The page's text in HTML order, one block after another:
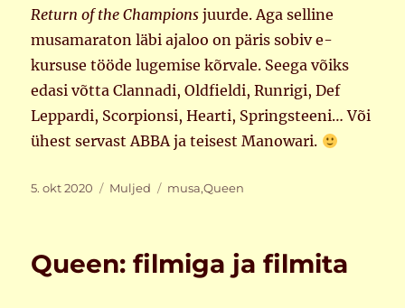
Return of the Champions juurde. Aga selline
musamaraton läbi ajaloo on päris sobiv e-
kursuse tööde lugemise kõrvale. Seega võiks
edasi võtta Clannadi, Oldfieldi, Runrigi, Def
Leppardi, Scorpionsi, Hearti, Springsteeni… Või
ühest servast ABBA ja teisest Manowari.
Postitatud
5. okt 2020 Rubriigid
Muljed Sildid
musa,Queen
Queen: filmiga ja filmita